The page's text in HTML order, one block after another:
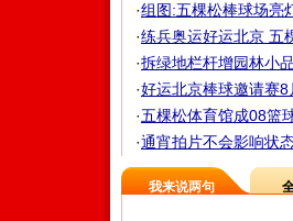
·组图:五棵松棒球场亮
·练兵奥运好运北京 五
·拆绿地栏杆增园林小
·好运北京棒球邀请赛
·五棵松体育馆成08篮
·通宵拍片不会影响状
我来说两句